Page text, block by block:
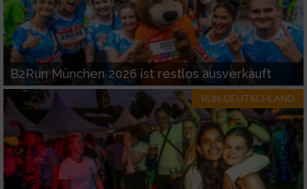
B2Run München 2026 ist restlos ausverkauft
RUN-DEUTSCHLAND